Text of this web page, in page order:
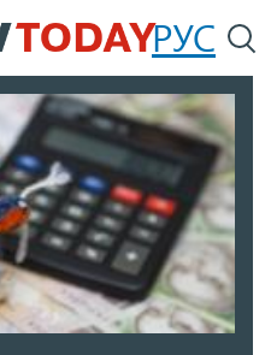
Перейти
до
вмісту
РУС